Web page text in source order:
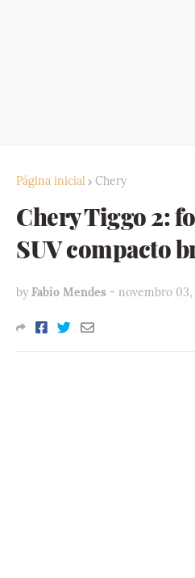
Página inicial Chery
Chery Tiggo 2:
SUV compacto
by Fabio Mendes - novembro 03,